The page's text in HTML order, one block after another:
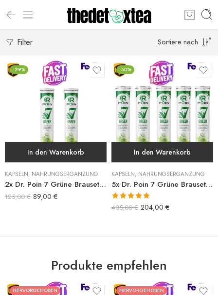
Filter Sortiere nach
-29%
In den Warenkorb
KAPSELN, NAHRUNGSERGÄNZUNG
2x Dr. Poin 7 Grüne Brausetablette
125,00€ 89,00 €
-50%
In den Warenkorb
KAPSELN, NAHRUNGSERGÄNZUNG
5x Dr. Poin 7 Grüne Brausetabletten
Bewertet mit
405,00€ 204,00 €
Produkte empfehlen
HERVORGEHOBEN
HERVORGEHOBEN